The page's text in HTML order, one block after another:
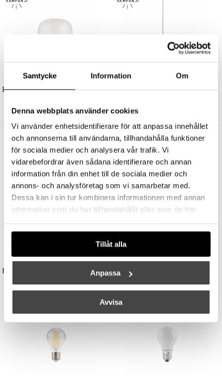
Samtycke Information Om
Denna webbplats använder cookies
Vi använder enhetsidentifierare för att anpassa innehållet
och annonserna till användarna, tillhandahålla funktioner
för sociala medier och analysera vår trafik. Vi
vidarebefordrar även sådana identifierare och annan
information från din enhet till de sociala medier och
annons- och analysföretag som vi samarbetar med.
Dessa kan i sin tur kombinera informationen med annan
information som du har tillhandahållit eller som de har
Tillåt alla
Anpassa
Avvisa
FLOS
Bellhop Glass C2 Plafond White
Oblique Golvlampa Matt White
Andra köpte även
UNISON
Reflektor MR11 28W (=35W) GU10
149 kr
STUDIO EERO AARNIO
3395 kr 3056 kr